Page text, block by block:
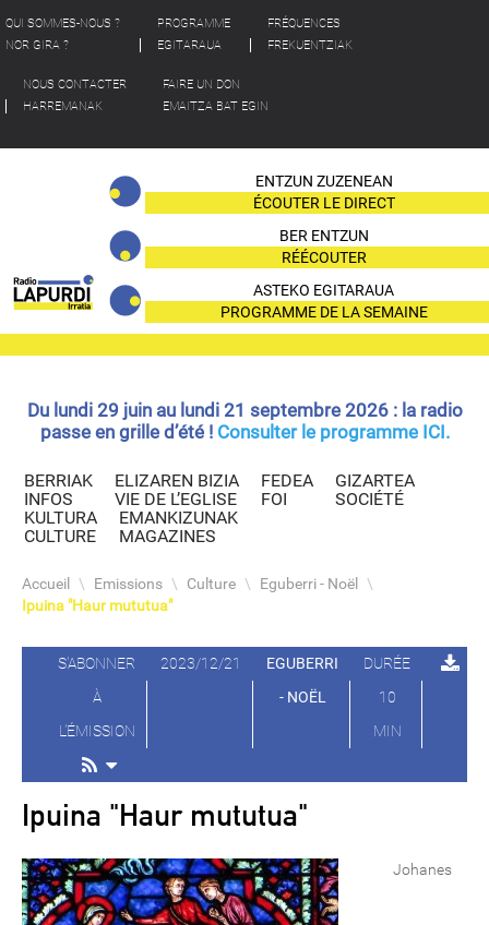
QUI SOMMES-NOUS ?
NOR GIRA ?
PROGRAMME
EGITARAUA
FRÉQUENCES
FREKUENTZIAK
NOUS CONTACTER
HARREMANAK
FAIRE UN DON
EMAITZA BAT EGIN
ENTZUN ZUZENEAN
ÉCOUTER LE DIRECT
BER ENTZUN
RÉÉCOUTER
ASTEKO EGITARAUA
PROGRAMME DE LA SEMAINE
Du lundi 29 juin au lundi 21 septembre 2026 : la radio
passe en grille d’été ! Consulter le programme ICI.
BERRIAK
INFOS
ELIZAREN BIZIA
VIE DE L’EGLISE
FEDEA
FOI
GIZARTEA
SOCIÉTÉ
KULTURA
CULTURE
EMANKIZUNAK
MAGAZINES
Accueil \ Emissions \ Culture \ Eguberri - Noël
\
Ipuina "Haur mututua"
S'ABONNER
À
L'ÉMISSION
2023/12/21
EGUBERRI
- NOËL
DURÉE
10
MIN
Ipuina "Haur mututua"
Johanes